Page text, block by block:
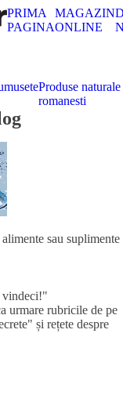
PRIMA
PAGINA
MAGAZIN
ONLINE
Produse naturale
romanesti
sau suplimente
vindeci!"
urmare rubricile de pe
și rețete despre